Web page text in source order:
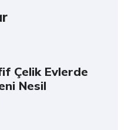
Çelik Evlerde
Nesil